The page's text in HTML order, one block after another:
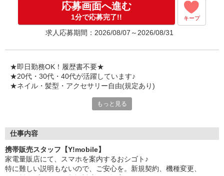
お友達を紹介頂くと,
インセンティブ支給(規定有)
゜・。○。・゜+゜・。○。・゜+゜
応募画面へ進む
1分で応募完了!! キープ
求人応募期間：2026/08/07～2026/08/31
★即日勤務OK！履歴書不要★
★20代・30代・40代が活躍しています♪
★ネイル・髪型・アクセサリー自由(規定あり)
でも心配ご無用！
お互いに教え合ったり、フォローしあったりする
和気あいあいとした人間関係がある店舗ばかり！
皆で一緒にステップアップしましょう♪
もっと見る
仕事内容
携帯販売スタッフ【Y!mobile】
家電量販店にて、スマホを案内するおシゴト♪
特に難しい説明もないので、ご安心を。新規契約、機種変更、